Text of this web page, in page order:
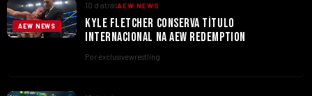
AEW NEWS
10 d atrásAEW NEWS
KYLE FLETCHER CONSERVA TÍTULO
INTERNACIONAL NA AEW REDEMPTION
Por exclusivewrestling